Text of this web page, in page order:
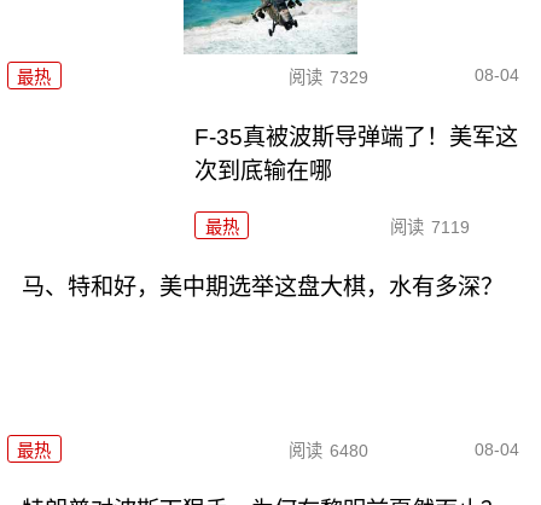
最热 阅读 7329 08-04
F-35真被波斯导弹端了！美军这
次到底输在哪
最热 阅读 7119
马、特和好，美中期选举这盘大棋，水有多深？
最热 阅读 6480 08-04